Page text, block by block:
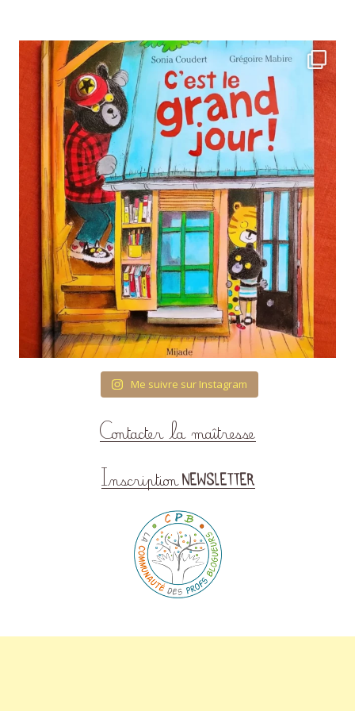
Me suivre sur Instagram